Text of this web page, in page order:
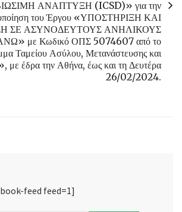
ΑΝΑΠΤΥΞΗ (ICSD)» για την
του Έργου «ΥΠΟΣΤΗΡΙΞΗ ΚΑΙ
ΣΕ ΑΣΥΝΟΔΕΥΤΟΥΣ ΑΝΗΛΙΚΟΥΣ
με Κωδικό ΟΠΣ 5074607 από το
Ταμείου Ασύλου, Μετανάστευσης και
με έδρα την Αθήνα, έως και τη Δευτέρα
26/02/2024.
feed feed=1]